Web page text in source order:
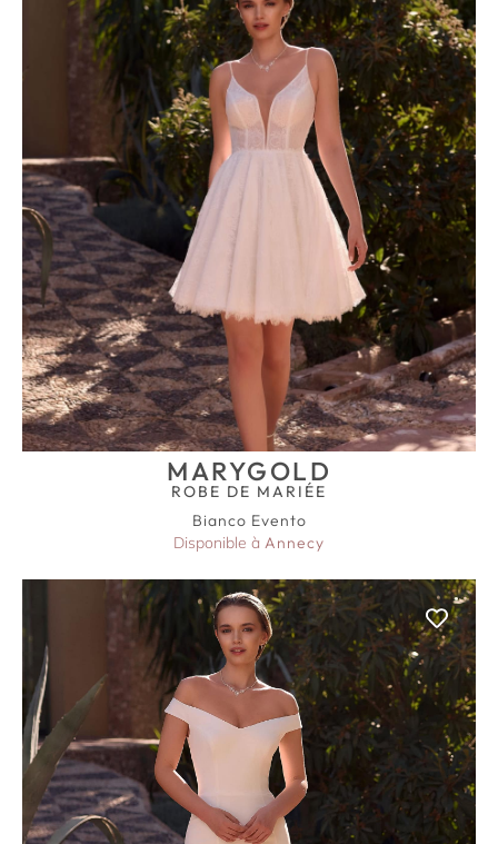
MARYGOLD
ROBE DE MARIÉE
Bianco Evento
Disponible à Annecy